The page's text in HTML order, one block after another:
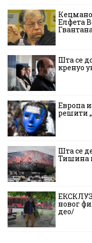
Елфета
Шта се
кренуо
Европа
решити
Шта се
Тишина
новог
део/